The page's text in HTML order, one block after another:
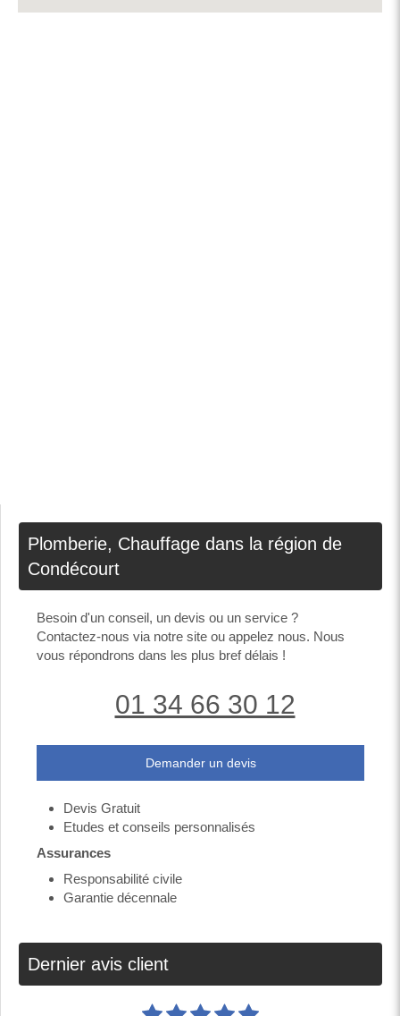
Plomberie, Chauffage dans la région de
Condécourt
Besoin d'un conseil, un devis ou un service ?
Contactez-nous via notre site ou appelez nous. Nous
vous répondrons dans les plus bref délais !
01 34 66 30 12
Demander un devis
Devis Gratuit
Etudes et conseils personnalisés
Assurances
Responsabilité civile
Garantie décennale
Dernier avis client